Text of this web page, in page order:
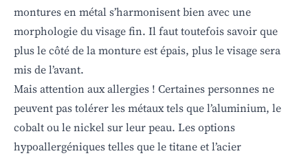
montures en métal s’harmonisent bien avec une
morphologie du visage fin. Il faut toutefois savoir que
plus le côté de la monture est épais, plus le visage sera
mis de l’avant.
Mais attention aux allergies ! Certaines personnes ne
peuvent pas tolérer les métaux tels que l’aluminium, le
cobalt ou le nickel sur leur peau. Les options
hypoallergéniques telles que le titane et l’acier